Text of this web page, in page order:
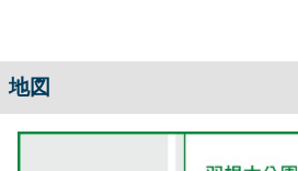
地図